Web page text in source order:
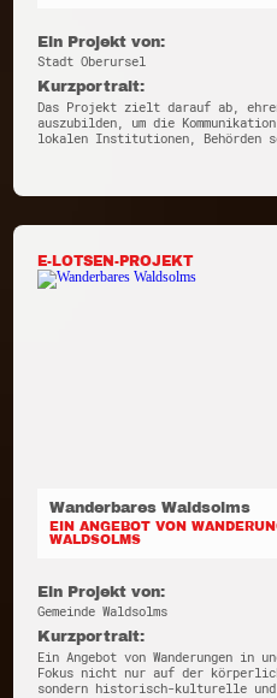
Ein Projekt von:
Stadt Oberursel
Kurzportrait:
Das Projekt zielt darauf ab,
auszubilden, um die
lokalen Institutionen, Behörden
E-LOTSEN-PROJEKT
Wanderbares Waldsolms
EIN ANGEBOT VON
WALDSOLMS
Ein Projekt von:
Gemeinde Waldsolms
Kurzportrait:
Ein Angebot von Wanderungen in
Fokus nicht nur auf der
sondern historisch-kulturelle